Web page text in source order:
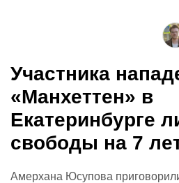
Участника
«Манхеттен» в
Екатеринбурге
свободы на 7
Амерхана Юсупова